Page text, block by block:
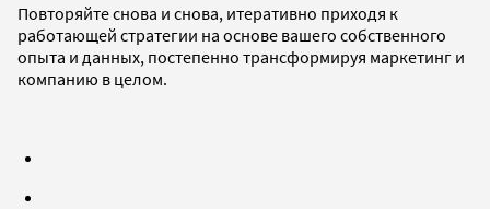
Повторяйте снова и снова, итеративно приходя к
работающей стратегии на основе вашего собственного
опыта и данных, постепенно трансформируя маркетинг и
компанию в целом.